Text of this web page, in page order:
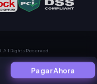
All Rights Reserved.
Acuerdo de Servicio
Pagar Ahora